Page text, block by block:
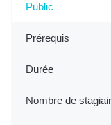
Public
Prérequis
Durée
Nombre de